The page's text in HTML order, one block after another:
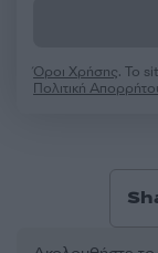
Όροι Χρήσης. Το
Πολιτική